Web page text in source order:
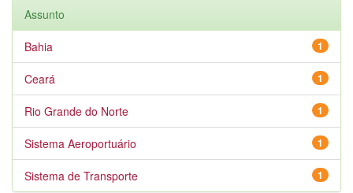
Assunto
1
Bahia
1
Ceará
1
Rio Grande do Norte
1
Sistema Aeroportuário
1
Sistema de Transporte